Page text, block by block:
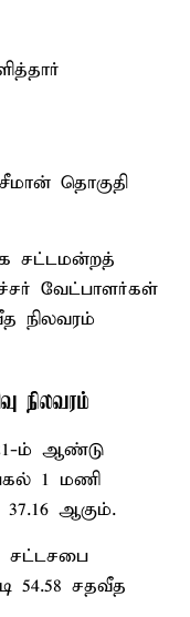
தொகுதி
சட்டமன்றத்
வேட்பாளர்கள்
நிலவரம்
நிலவரம்
ம் ஆண்டு
1 மணி
ஆகும்.
சட்டசபை
54.58 சதவீத